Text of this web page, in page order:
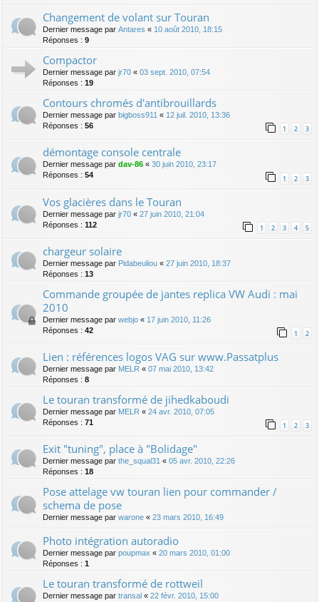
Changement de volant sur Touran
Dernier message par Antares « 10 août 2010, 18:15
Réponses : 9
Compactor
Dernier message par jr70 « 03 sept. 2010, 07:54
Réponses : 19
Contours chromés d'antibrouillards
Dernier message par bigboss911 « 12 juil. 2010, 13:36
Réponses : 56 1 2 3
démontage console centrale
Dernier message par dav-86 « 30 juin 2010, 23:17
Réponses : 54 1 2 3
Vos glacières dans le Touran
Dernier message par jr70 « 27 juin 2010, 21:04
Réponses : 112 1 2 3 4 5
chargeur solaire
Dernier message par Pidabeuliou « 27 juin 2010, 18:37
Réponses : 13
Commande groupée de jantes replica VW Audi : mai
2010
Dernier message par webjo « 17 juin 2010, 11:26
Réponses : 42 1 2
Lien : références logos VAG sur www.Passatplus
Dernier message par MELR « 07 mai 2010, 13:42
Réponses : 8
Le touran transformé de jihedkaboudi
Dernier message par MELR « 24 avr. 2010, 07:05
Réponses : 71 1 2 3
Exit "tuning", place à "Bolidage"
Dernier message par the_squal31 « 05 avr. 2010, 22:26
Réponses : 18
Pose attelage vw touran lien pour commander /
schema de pose
Dernier message par warone « 23 mars 2010, 16:49
Photo intégration autoradio
Dernier message par poupmax « 20 mars 2010, 01:00
Réponses : 1
Le touran transformé de rottweil
Dernier message par transal « 22 févr. 2010, 15:00